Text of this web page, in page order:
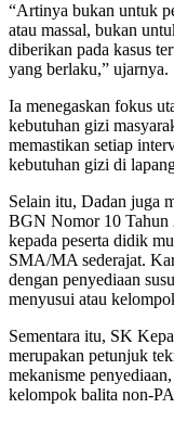
“Artinya bukan untuk
atau massal, bukan
diberikan pada kasus
yang berlaku,” ujarnya.
Ia menegaskan fokus
kebutuhan gizi
memastikan setiap
kebutuhan gizi di
Selain itu, Dadan juga
BGN Nomor 10 Tahun
kepada peserta didik
SMA/MA sederajat.
dengan penyediaan
menyusui atau
Sementara itu, SK
merupakan petunjuk
mekanisme
kelompok balita non-